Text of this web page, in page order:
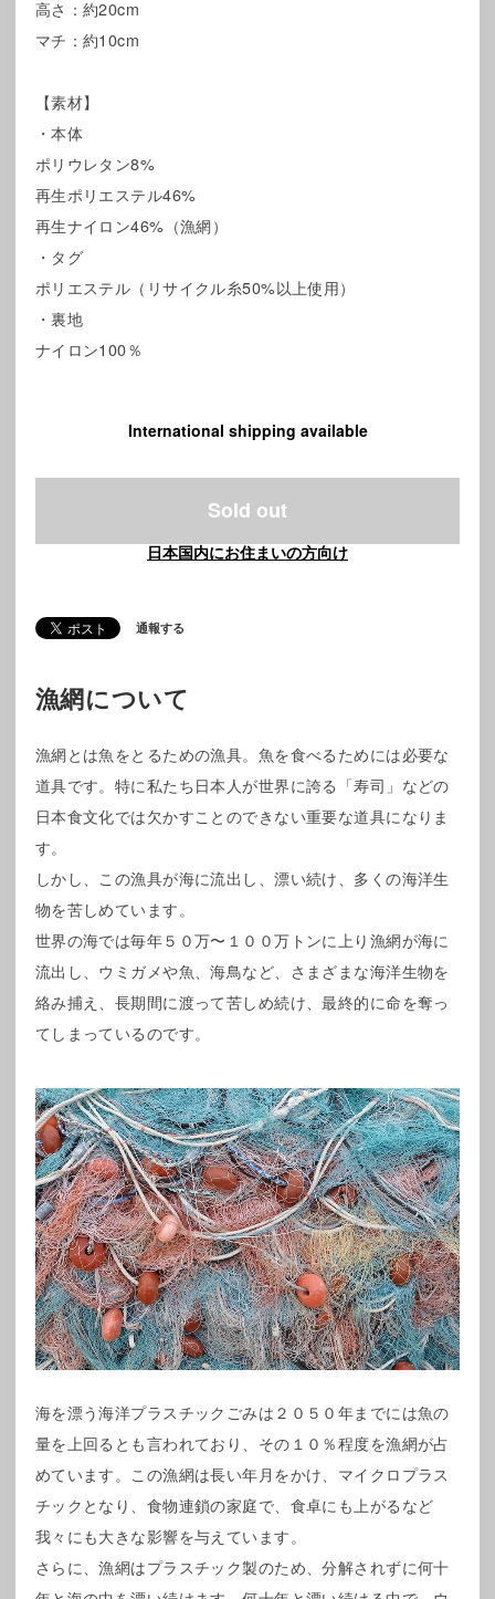
高さ：約20cm
マチ：約10cm
【素材】
・本体
ポリウレタン8%
再生ポリエステル46%
再生ナイロン46%（漁網）
・タグ
ポリエステル（リサイクル糸50%以上使用）
・裏地
ナイロン100％
International shipping available
Sold out
日本国内にお住まいの方向け
通報する
漁網について
漁網とは魚をとるための漁具。魚を食べるためには必要な
道具です。特に私たち日本人が世界に誇る「寿司」などの
日本食文化では欠かすことのできない重要な道具になりま
す。
しかし、この漁具が海に流出し、漂い続け、多くの海洋生
物を苦しめています。
世界の海では毎年５０万〜１００万トンに上り漁網が海に
流出し、ウミガメや魚、海鳥など、さまざまな海洋生物を
絡み捕え、長期間に渡って苦しめ続け、最終的に命を奪っ
てしまっているのです。
海を漂う海洋プラスチックごみは２０５０年までには魚の
量を上回るとも言われており、その１０％程度を漁網が占
めています。この漁網は長い年月をかけ、マイクロプラス
チックとなり、食物連鎖の家庭で、食卓にも上がるなど
我々にも大きな影響を与えています。
さらに、漁網はプラスチック製のため、分解されずに何十